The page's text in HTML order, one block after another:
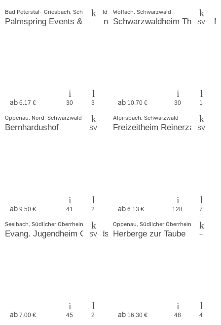
+
Bad Peterstal- Griesbach, Schwarzwald
Palmspring Events & Seminare SV
Wolfach, Schwarzwald
Schwarzwaldheim Thomas
ab 6.17 € 30 3
SV
Oppenau, Nord-Schwarzwald
Bernhardushof
ab 10.70 € 30 1
SV
Alpirsbach, Schwarzwald
Freizeitheim Reinerzau
ab 9.50 € 41 2
SV
Seelbach, Südlicher Oberrhein
Evang. Jugendheim Geroldseck
ab 6.13 € 128 7
+
Oppenau, Südlicher Oberrhein
Herberge zur Taube
ab 7.00 € 45 2 ab 16.30 € 48 4